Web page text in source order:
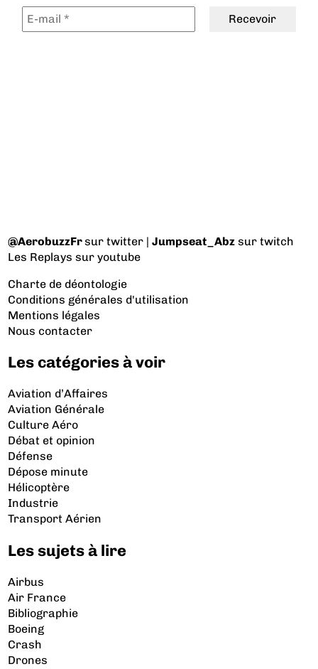
@AerobuzzFrsur twitter |Jumpseat_Abz sur twitch
Les Replays sur youtube
Charte de déontologie
Conditions générales d'utilisation
Mentions légales
Nous contacter
Les catégories à voir
Aviation d’Affaires
Aviation Générale
Culture Aéro
Débat et opinion
Défense
Dépose minute
Hélicoptère
Industrie
Transport Aérien
Les sujets à lire
Airbus
Air France
Bibliographie
Boeing
Crash
Drones